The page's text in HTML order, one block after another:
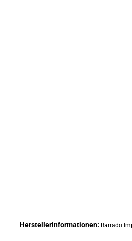
Herstellerinformationen: Barrado